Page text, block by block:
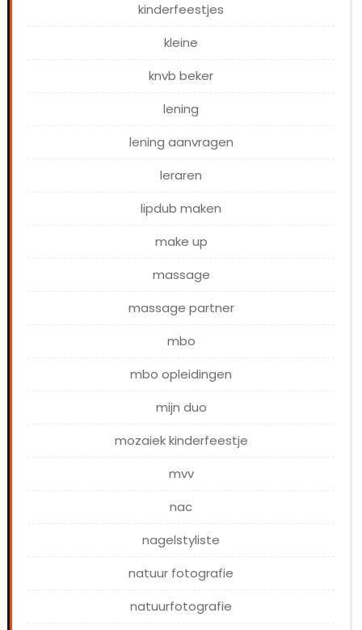
kinderfeestjes
kleine
knvb beker
lening
lening aanvragen
leraren
lipdub maken
make up
massage
massage partner
mbo
mbo opleidingen
mijn duo
mozaiek kinderfeestje
mvv
nac
nagelstyliste
natuur fotografie
natuurfotografie